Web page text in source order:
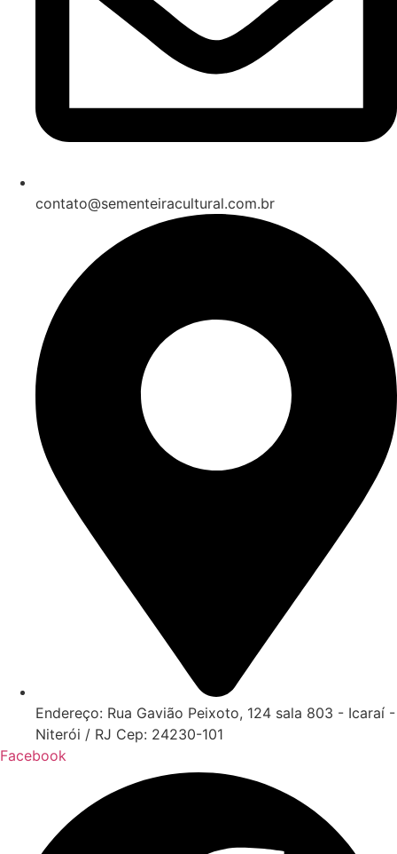
contato@sementeiracultural.com.br
Endereço: Rua Gavião Peixoto, 124 sala 803 - Icaraí -
Niterói / RJ Cep: 24230-101
Facebook